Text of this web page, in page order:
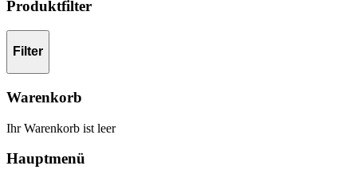
Produktfilter
Filter
Warenkorb
Ihr Warenkorb ist leer
Hauptmenü